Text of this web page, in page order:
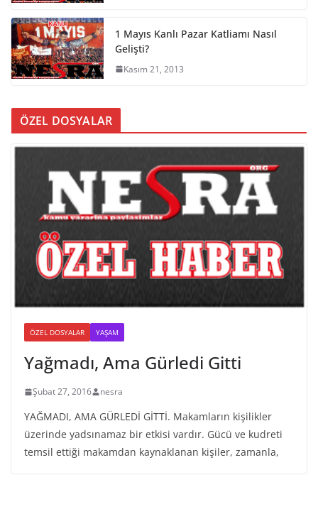
1 Mayıs Kanlı Pazar Katliamı Nasıl
Gelişti?
Kasım 21, 2013
ÖZEL DOSYALAR
ÖZEL DOSYALAR YAŞAM
Yağmadı, Ama Gürledi Gitti
Şubat 27, 2016 nesra
YAĞMADI, AMA GÜRLEDİ GİTTİ. Makamların kişilikler
üzerinde yadsınamaz bir etkisi vardır. Gücü ve kudreti
temsil ettiği makamdan kaynaklanan kişiler, zamanla,